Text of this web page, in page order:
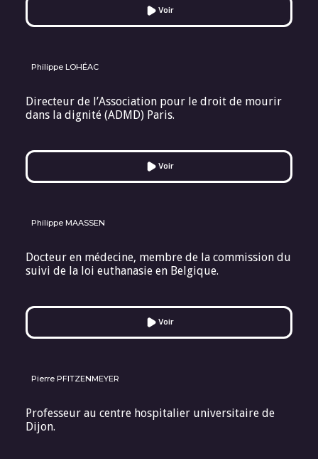
Voir
Philippe LOHÉAC
Directeur de l’Association pour le droit de mourir
dans la dignité (ADMD) Paris.
Voir
Philippe MAASSEN
Docteur en médecine, membre de la commission du
suivi de la loi euthanasie en Belgique.
Voir
Pierre PFITZENMEYER
Professeur au centre hospitalier universitaire de
Dijon.